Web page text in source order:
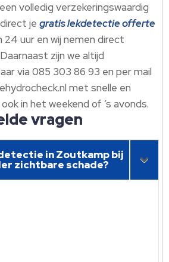
volledig verzekeringswaardig
jegratis lekdetectie offerte
24 uur en wij nemen direct
zijn we altijd
via 085 303 86 93 en per mail
met snelle en
in het weekend of ’s avonds.
vragen
in Zoutkamp bij
zichtbare schade?